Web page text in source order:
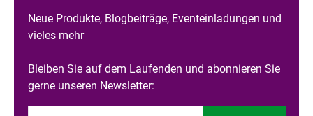
Neue Produkte, Blogbeiträge, Eventeinladungen und
vieles mehr
Bleiben Sie auf dem Laufenden und abonnieren Sie
gerne unseren Newsletter: